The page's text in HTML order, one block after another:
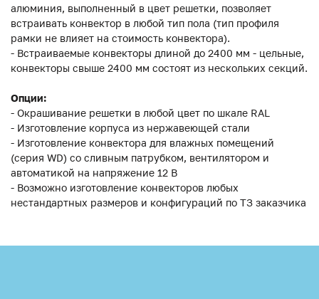
алюминия, выполненный в цвет решетки, позволяет
встраивать конвектор в любой тип пола (тип профиля
рамки не влияет на стоимость конвектора).
- Встраиваемые конвекторы длиной до 2400 мм - цельные,
конвекторы свыше 2400 мм состоят из нескольких секций.
Опции:
- Окрашивание решетки в любой цвет по шкале RAL
- Изготовление корпуса из нержавеющей стали
- Изготовление конвектора для влажных помещений
(серия WD) со сливным патрубком, вентилятором и
автоматикой на напряжение 12 В
- Возможно изготовление конвекторов любых
нестандартных размеров и конфигураций по ТЗ заказчика